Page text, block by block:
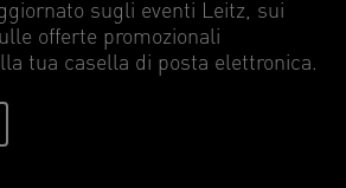
sugli eventi Leitz, sui
offerte promozionali
tua casella di posta elettronica.